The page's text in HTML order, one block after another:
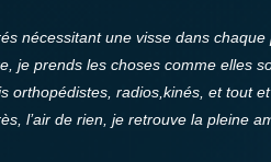
nécessitant une visse dans
je prends les choses comme elles
orthopédistes, radios,kinés, et tout
l’air de rien, je retrouve la pleine